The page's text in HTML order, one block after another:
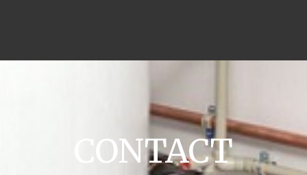
CONTACT